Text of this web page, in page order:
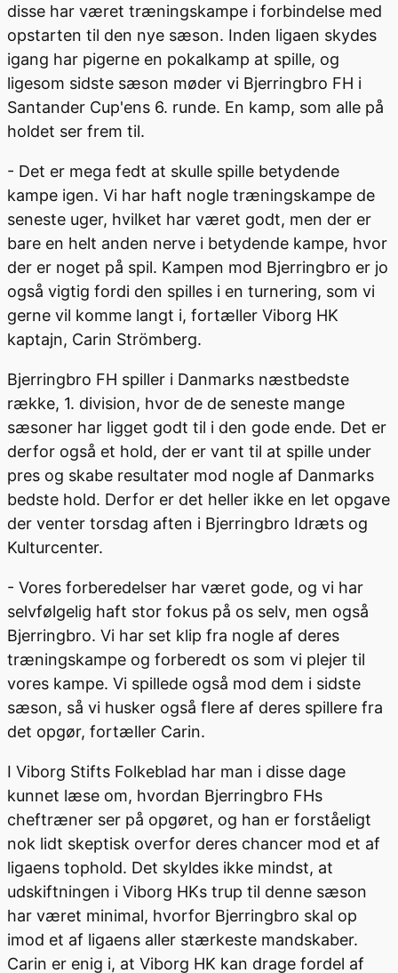
disse har været træningskampe i forbindelse med
opstarten til den nye sæson. Inden ligaen skydes
igang har pigerne en pokalkamp at spille, og
ligesom sidste sæson møder vi Bjerringbro FH i
Santander Cup'ens 6. runde. En kamp, som alle på
holdet ser frem til.
- Det er mega fedt at skulle spille betydende
kampe igen. Vi har haft nogle træningskampe de
seneste uger, hvilket har været godt, men der er
bare en helt anden nerve i betydende kampe, hvor
der er noget på spil. Kampen mod Bjerringbro er jo
også vigtig fordi den spilles i en turnering, som vi
gerne vil komme langt i, fortæller Viborg HK
kaptajn, Carin Strömberg.
Bjerringbro FH spiller i Danmarks næstbedste
række, 1. division, hvor de de seneste mange
sæsoner har ligget godt til i den gode ende. Det er
derfor også et hold, der er vant til at spille under
pres og skabe resultater mod nogle af Danmarks
bedste hold. Derfor er det heller ikke en let opgave
der venter torsdag aften i Bjerringbro Idræts og
Kulturcenter.
- Vores forberedelser har været gode, og vi har
selvfølgelig haft stor fokus på os selv, men også
Bjerringbro. Vi har set klip fra nogle af deres
træningskampe og forberedt os som vi plejer til
vores kampe. Vi spillede også mod dem i sidste
sæson, så vi husker også flere af deres spillere fra
det opgør, fortæller Carin.
I Viborg Stifts Folkeblad har man i disse dage
kunnet læse om, hvordan Bjerringbro FHs
cheftræner ser på opgøret, og han er forståeligt
nok lidt skeptisk overfor deres chancer mod et af
ligaens tophold. Det skyldes ikke mindst, at
udskiftningen i Viborg HKs trup til denne sæson
har været minimal, hvorfor Bjerringbro skal op
imod et af ligaens aller stærkeste mandskaber.
Carin er enig i, at Viborg HK kan drage fordel af